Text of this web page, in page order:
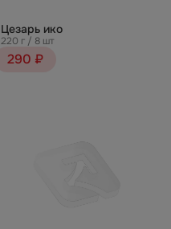
Цезарь ико
220 г / 8 шт
290 ₽